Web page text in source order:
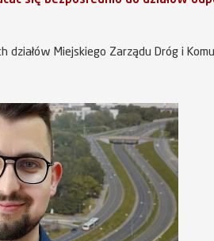
działów Miejskiego Zarządu Dróg i